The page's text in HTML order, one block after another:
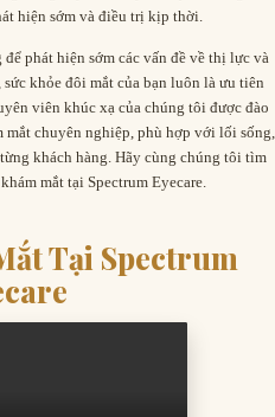
hiện sớm và điều trị kịp thời.
phát hiện sớm các vấn đề về thị lực và
khỏe đôi mắt của bạn luôn là ưu tiên
viên khúc xạ của chúng tôi được đào
mắt chuyên nghiệp, phù hợp với lối sống,
khách hàng. Hãy cùng chúng tôi tìm
mắt tại Spectrum Eyecare.
Tại Spectrum